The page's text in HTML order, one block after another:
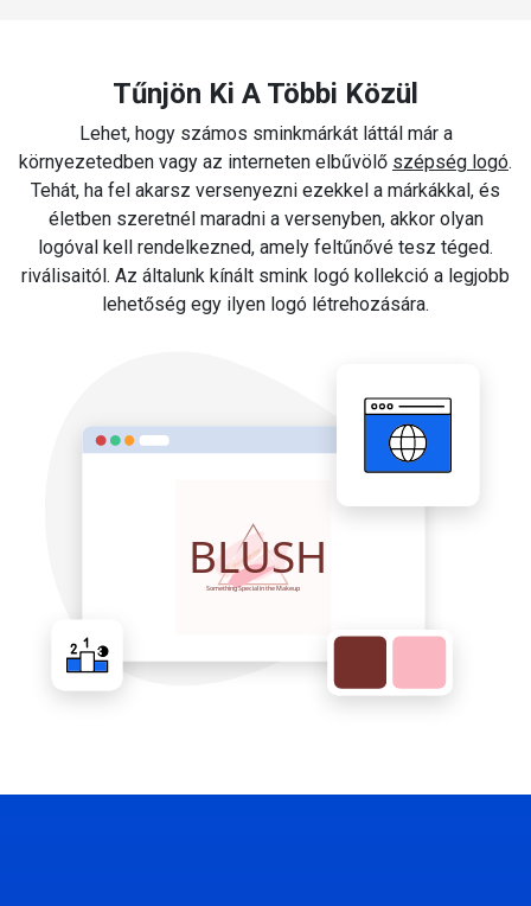
Tűnjön Ki A Többi Közül
Lehet, hogy számos sminkmárkát láttál már a
környezetedben vagy az interneten elbűvölő szépség logó.
Tehát, ha fel akarsz versenyezni ezekkel a márkákkal, és
életben szeretnél maradni a versenyben, akkor olyan
logóval kell rendelkezned, amely feltűnővé tesz téged.
riválisaitól. Az általunk kínált smink logó kollekció a legjobb
lehetőség egy ilyen logó létrehozására.